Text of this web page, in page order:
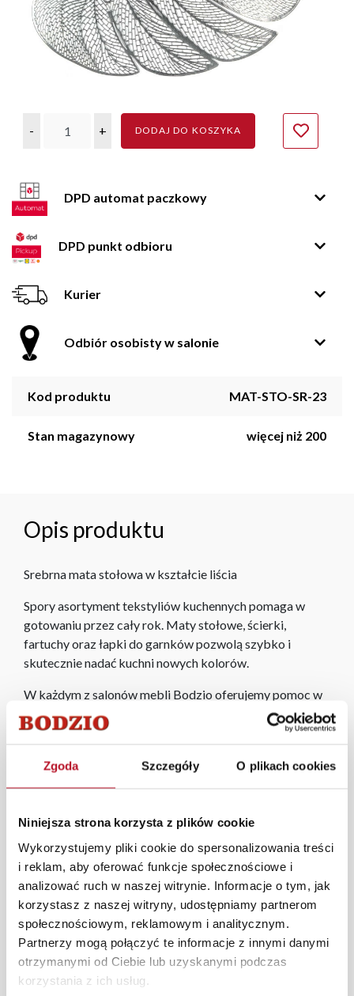
Zgoda Szczegóły O plikach cookies
Niniejsza strona korzysta z plików cookie
Wykorzystujemy pliki cookie do spersonalizowania treści
i reklam, aby oferować funkcje społecznościowe i
analizować ruch w naszej witrynie. Informacje o tym, jak
korzystasz z naszej witryny, udostępniamy partnerom
społecznościowym, reklamowym i analitycznym.
Partnerzy mogą połączyć te informacje z innymi danymi
otrzymanymi od Ciebie lub uzyskanymi podczas
korzystania z ich usług.
- + DODAJ DO KOSZYKA
DPD automat paczkowy
DPD punkt odbioru
Kurier
Odbiór osobisty w salonie
Kod produktu MAT-STO-SR-23
Stan magazynowy więcej niż 200
Opis produktu
Srebrna mata stołowa w kształcie liścia
Spory asortyment tekstyliów kuchennych pomaga w
gotowaniu przez cały rok. Maty stołowe, ścierki,
fartuchy oraz łapki do garnków pozwolą szybko i
skutecznie nadać kuchni nowych kolorów.
W każdym z salonów mebli Bodzio oferujemy pomoc w
aranżacji mebli, a nasi pracownicy z wykorzystaniem
programu Planer 3D bezpłatnie zaprojektują i
pomieszczenia wraz z wyceną. Każde zamówienie
złożone w sklepie stacjonarnym dostarczymy do 3 dni
zamówień internetowych czas dostawy wynosi do 5 dni
roboczych, również na terenie całego kraju. Wszystkie
zamówienia powyżej 1000 zł dostarczamy gratis
niezależnie od miejsca złożenia zamówienia.